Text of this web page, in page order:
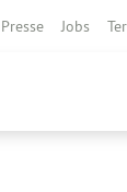
Presse Jobs